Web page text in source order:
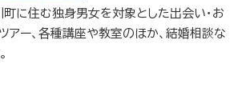
町に住む独身男女を対象とした出会い・お
アー、各種講座や教室のほか、結婚相談な